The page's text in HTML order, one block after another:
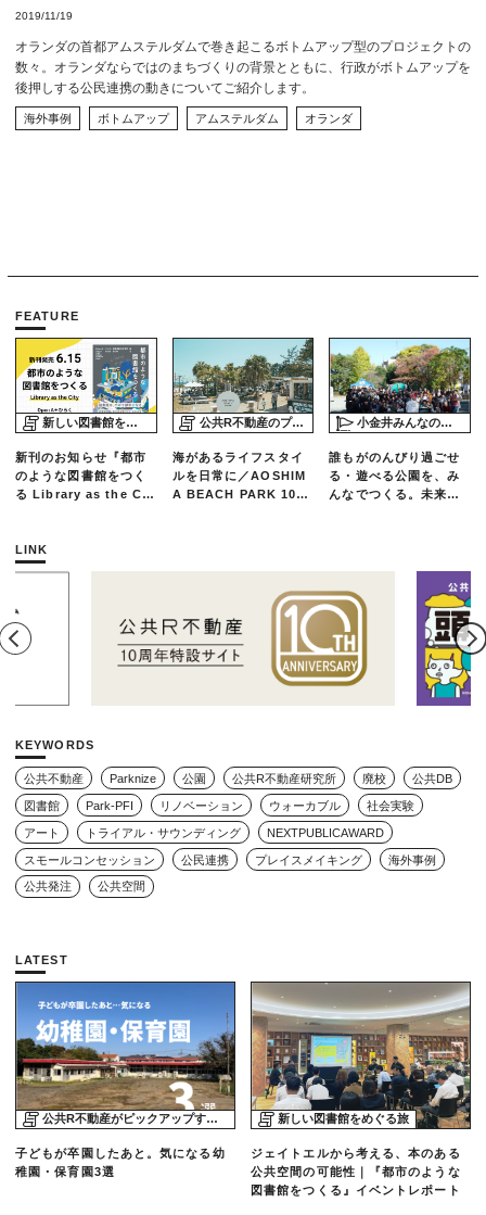
2019/11/19
オランダの首都アムステルダムで巻き起こるボトムアップ型のプロジェクトの
数々。オランダならではのまちづくりの背景とともに、行政がボトムアップを
後押しする公民連携の動きについてご紹介します。
海外事例 ボトムアップ アムステルダム オランダ
FEATURE
新しい図書館をめぐる旅
新刊のお知らせ『都市
のような図書館をつく
る Library as the Cit
公共R不動産のプロジェクトスタディ
海があるライフスタイ
ルを日常に／AOSHIM
A BEACH PARK 10年
小金井みんなの公園プロジェクト「play here」
誰もがのんびり過ごせ
る・遊べる公園を、み
んなでつくる。未来の
LINK
KEYWORDS
公共不動産 Parknize 公園 公共R不動産研究所 廃校 公共DB
図書館 Park-PFI リノベーション ウォーカブル 社会実験
アート トライアル・サウンディング NEXTPUBLICAWARD
スモールコンセッション 公民連携 プレイスメイキング 海外事例
公共発注 公共空間
LATEST
公共R不動産がピックアップする物件
子どもが卒園したあと。気になる幼
稚園・保育園3選
新しい図書館をめぐる旅
ジェイトエルから考える、本のある
公共空間の可能性｜『都市のような
図書館をつくる』イベントレポート